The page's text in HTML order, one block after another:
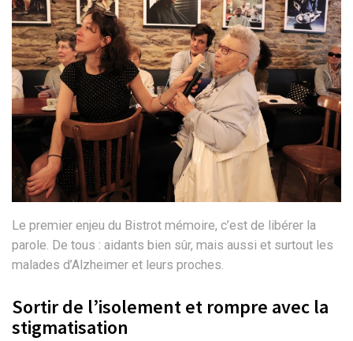
Le premier enjeu du Bistrot mémoire, c’est de libérer la
parole. De tous : aidants bien sûr, mais aussi et surtout les
malades d’Alzheimer et leurs proches.
Sortir de l’isolement et rompre avec la
stigmatisation